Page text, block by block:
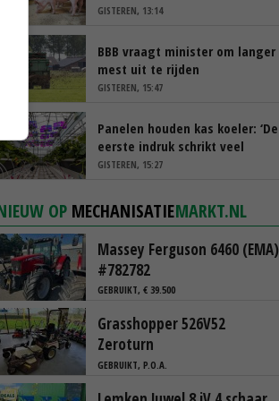
GISTEREN, 13:14
BBB vraagt minister om langer
mest uit te rijden
GISTEREN, 15:47
Panelen houden kas koeler: ‘De
eerste indruk schrikt veel
tuinders af’
GISTEREN, 15:27
OP MECHANISATIEMARKT.NL
Massey Ferguson 6460 (EMA)
#782782
GEBRUIKT, € 39.500
Grasshopper 526V52
Zeroturn
GEBRUIKT, P.O.A.